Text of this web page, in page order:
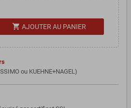
shopping_cart AJOUTER AU PANIER
ou KUEHNE+NAGEL)